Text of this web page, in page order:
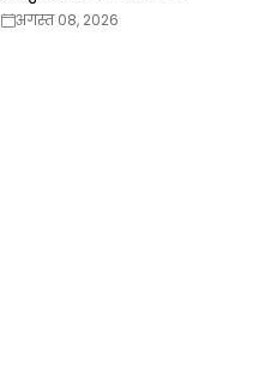
अगस्त 08, 2026